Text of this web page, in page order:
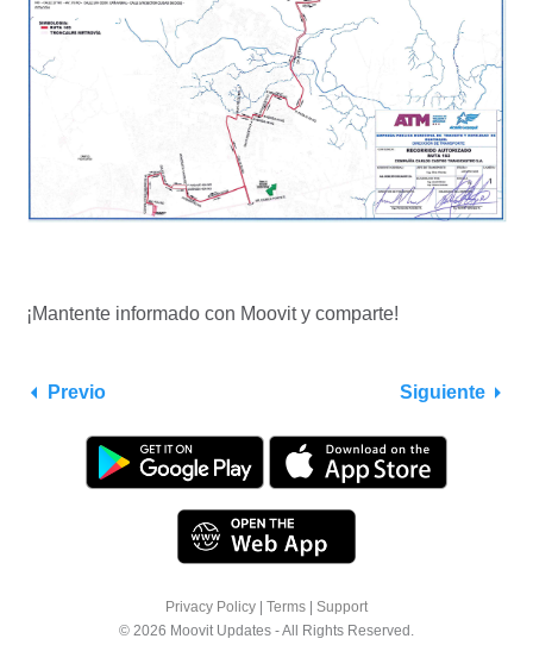
¡Mantente informado con Moovit y comparte!
Previo Siguiente
Privacy Policy Terms
Support
© 2026 Moovit Updates - All Rights Reserved.